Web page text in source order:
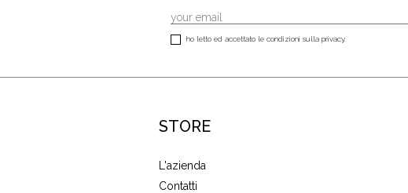
ho letto ed accettato le condizioni sulla privacy.
STORE
L'azienda
Contatti